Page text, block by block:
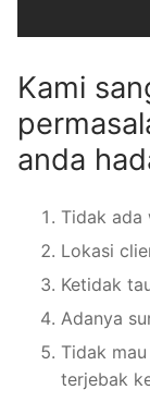
Kami
anda
Tidak ada
Lokasi
Ketidak
Adanya
Tidak
terjebak